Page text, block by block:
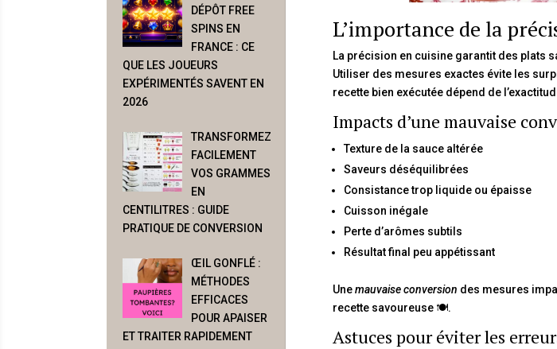
DÉPÔT FREE
SPINS EN
FRANCE : CE
QUE LES JOUEURS
EXPÉRIMENTÉS SAVENT EN
2026
TRANSFORMEZ
FACILEMENT
VOS GRAMMES
EN
CENTILITRES : GUIDE
PRATIQUE DE CONVERSION
ŒIL GONFLÉ :
MÉTHODES
EFFICACES
POUR APAISER
ET TRAITER RAPIDEMENT
L’importance de la
La précision en cuisine garantit des plats
Utiliser des mesures exactes évite les
recette bien exécutée dépend de
Impacts d’une mauvaise
Texture de la sauce altérée
Saveurs déséquilibrées
Consistance trop liquide ou épaisse
Cuisson inégale
Perte d’arômes subtils
Résultat final peu appétissant
Unemauvaise conversion des mesures
recette savoureuse 🍽.
Astuces pour éviter les